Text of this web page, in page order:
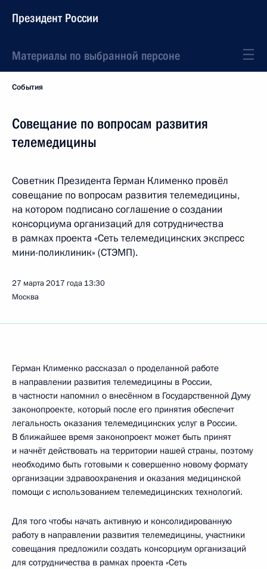
Президент России
Материалы по выбранной персоне
События
Совещание по вопросам развития
телемедицины
Советник Президента Герман Клименко провёл
совещание по вопросам развития телемедицины,
на котором подписано соглашение о создании
консорциума организаций для сотрудничества
в рамках проекта «Сеть телемедицинских экспресс
мини-поликлиник» (СТЭМП).
27 марта 2017 года 13:30
Москва
Герман Клименко рассказал о проделанной работе
в направлении развития телемедицины в России,
в частности напомнил о внесённом в Государственной Думу
законопроекте, который после его принятия обеспечит
легальность оказания телемедицинских услуг в России.
В ближайшее время законопроект может быть принят
и начнёт действовать на территории нашей страны, поэтому
необходимо быть готовыми к совершенно новому формату
организации здравоохранения и оказания медицинской
помощи с использованием телемедицинских технологий.
Для того чтобы начать активную и консолидированную
работу в направлении развития телемедицины, участники
совещания предложили создать консорциум организаций
для сотрудничества в рамках проекта «Сеть